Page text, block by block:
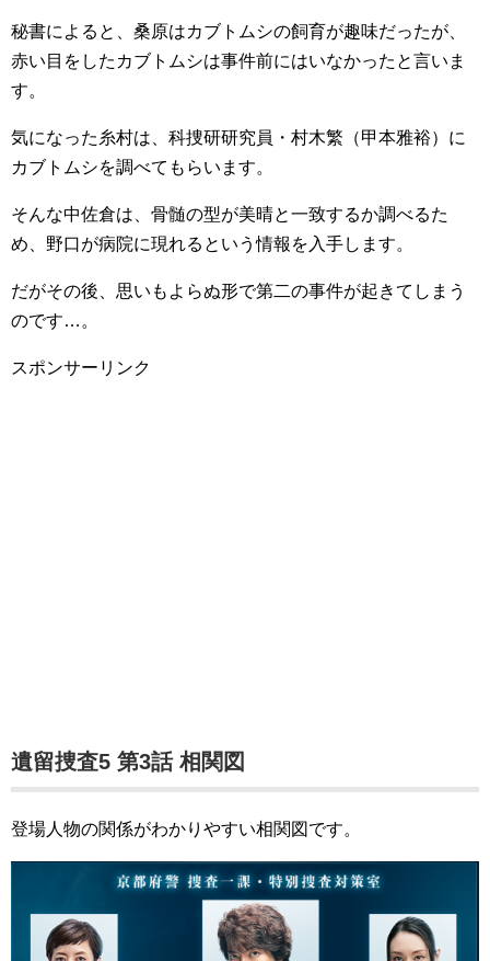
秘書によると、桑原はカブトムシの飼育が趣味だったが、
赤い目をしたカブトムシは事件前にはいなかったと言いま
す。
気になった糸村は、科捜研研究員・ 村木繁（甲本雅裕） に
カブトムシを調べてもらいます。
そんな中佐倉は、骨髄の型が美晴と一致するか調べるた
め、野口が病院に現れるという情報を入手します。
だがその後、思いもよらぬ形で第二の事件が起きてしまう
のです…。
スポンサーリンク
遺留捜査5 第3話 相関図
登場人物の関係がわかりやすい相関図です。